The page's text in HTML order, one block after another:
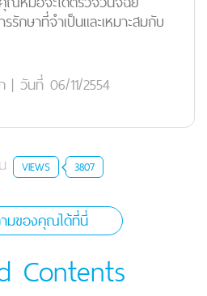
รักษาที่จำเป็นและเหมาะสมกับ
| วันที่ 06/11/2554
VIEWS 3807
มของคุณได้ที่นี่
Contents